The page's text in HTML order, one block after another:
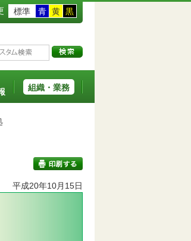
標準 青 黄 黒
組織・業務
平成20年10月15日